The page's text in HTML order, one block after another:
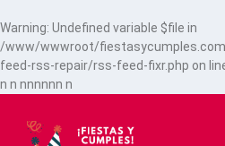
Warning: Undefined variable $file in
/www/wwwroot/
feed-rss-repair/rss-feed-fixr.php on
n n nnnnnn n